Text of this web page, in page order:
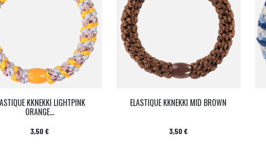
KKNEKKI LIGHTPINK
ORANGE...
Prix
3,50 €
ELASTIQUE KKNEKKI MID BROWN
Prix
3,50 €